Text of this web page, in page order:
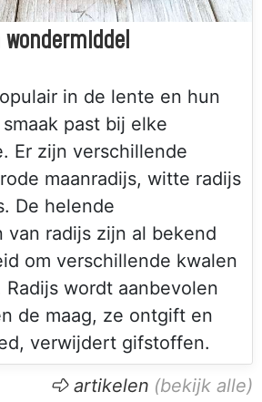
in de lente en hun
past bij elke
Er zijn verschillende
maanradijs, witte radijs
De helende
van radijs zijn al bekend
om verschillende kwalen
wordt aanbevolen
de maag, ze ontgift en
verwijdert gifstoffen.
artikelen